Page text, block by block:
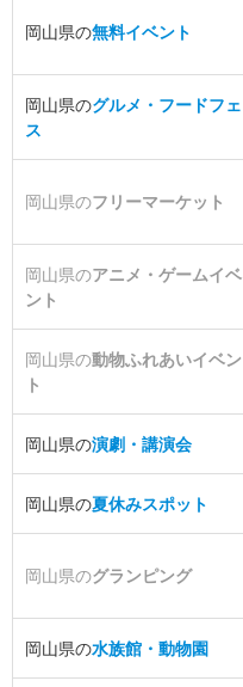
岡山県の無料イベント
岡山県のグルメ・フードフェ
ス
岡山県のフリーマーケット
岡山県のアニメ・ゲームイベ
ント
岡山県の動物ふれあいイベン
ト
岡山県の演劇・講演会
岡山県の夏休みスポット
岡山県のグランピング
岡山県の水族館・動物園